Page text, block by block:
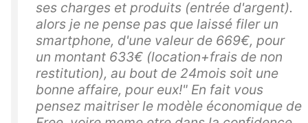
ses charges et produits (entrée d'argent).
alors je ne pense pas que laissé filer un
smartphone, d'une valeur de 669€, pour
un montant 633€ (location+frais de non
restitution), au bout de 24mois soit une
bonne affaire, pour eux!" En fait vous
pensez maitriser le modèle économique de